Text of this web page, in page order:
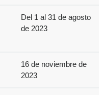
Del 1 al 31 de agosto
de 2023
16 de noviembre de
2023